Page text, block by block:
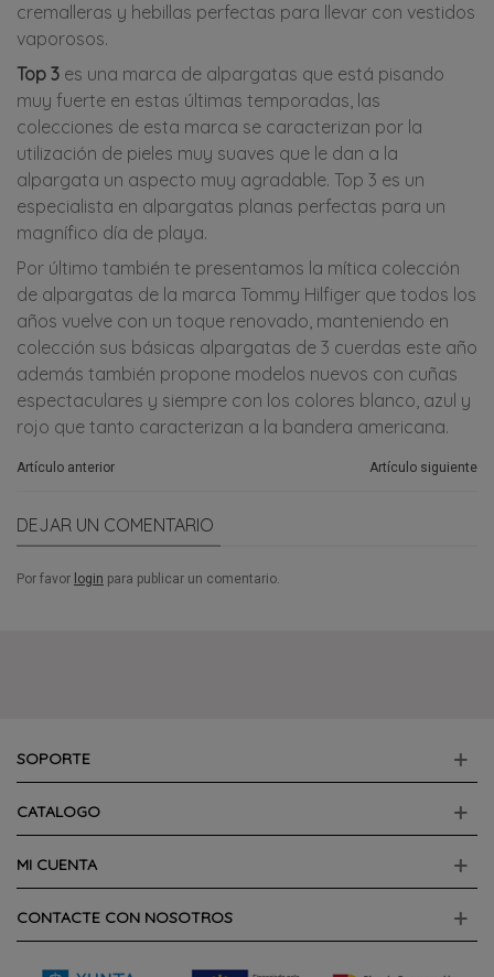
cremalleras y hebillas perfectas para llevar con vestidos
vaporosos.
Top 3 es una marca de alpargatas que está pisando
muy fuerte en estas últimas temporadas, las
colecciones de esta marca se caracterizan por la
utilización de pieles muy suaves que le dan a la
alpargata un aspecto muy agradable. Top 3 es un
especialista en alpargatas planas perfectas para un
magnífico día de playa.
Por último también te presentamos la mítica colección
de alpargatas de la marca Tommy Hilfiger que todos los
años vuelve con un toque renovado, manteniendo en
colección sus básicas alpargatas de 3 cuerdas este año
además también propone modelos nuevos con cuñas
espectaculares y siempre con los colores blanco, azul y
rojo que tanto caracterizan a la bandera americana.
Artículo anterior Artículo siguiente
DEJAR UN COMENTARIO
Por favor login para publicar un comentario.
SOPORTE
CATALOGO
MI CUENTA
CONTACTE CON NOSOTROS